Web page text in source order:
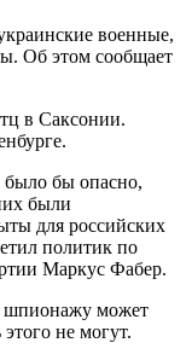
военные,
Об этом сообщает
в Саксонии.
было бы опасно,
были
для российских
политик по
Маркус Фабер.
шпионажу может
не могут.